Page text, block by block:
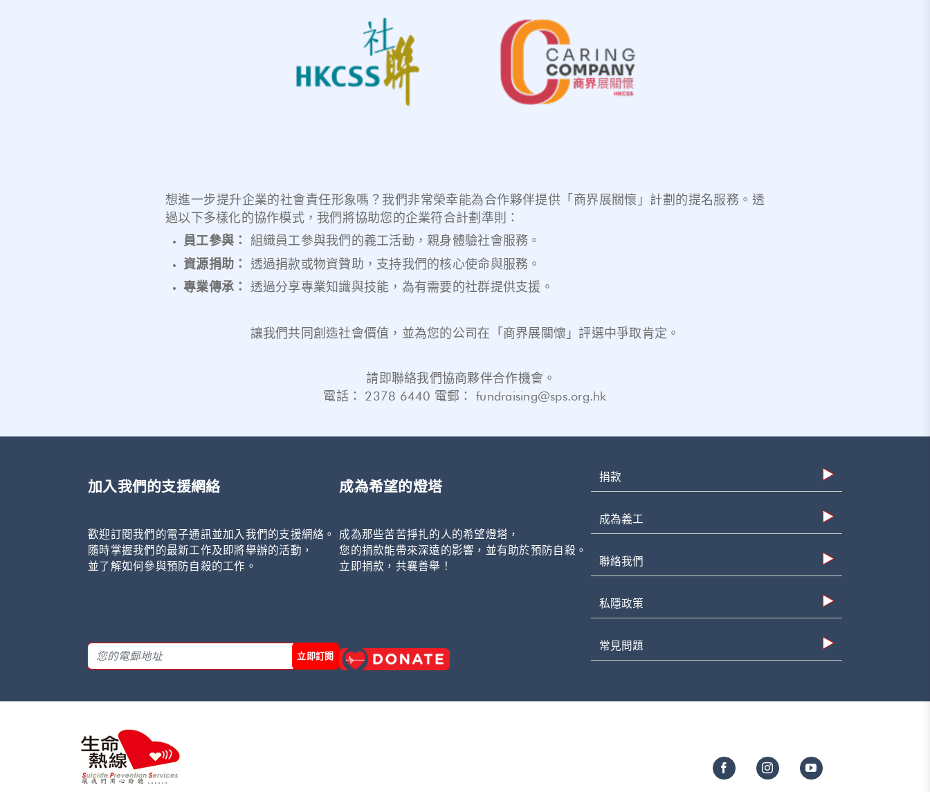
想進一步提升企業的社會責任形象嗎？我們非常榮幸能為合作夥伴提供「商界展關懷」計劃的提名服務。透
過以下多樣化的協作模式，我們將協助您的企業符合計劃準則：
員工參與：
組織員工參與我們的義工活動，親身體驗社會服務。
資源捐助：
透過捐款或物資贊助，支持我們的核心使命與服務。
專業傳承：
透過分享專業知識與技能，為有需要的社群提供支援。
讓我們共同創造社會價值，並為您的公司在「商界展關懷」評選中爭取肯定。
請即聯絡我們協商夥伴合作機會。
電話： 2378 6440 電郵： fundraising@sps.org.hk
加入我們的支援網絡
歡迎訂閱我們的電子通訊並加入我們的支援網絡。
隨時掌握我們的最新工作及即將舉辦的活動，
並了解如何參與預防自殺的工作。
立即訂閱
成為希望的燈塔
成為那些苦苦掙扎的人的希望燈塔，
您的捐款能帶來深遠的影響，並有助於預防自殺。
立即捐款，共襄善舉！
捐款
成為義工
聯絡我們
私隱政策
常見問題